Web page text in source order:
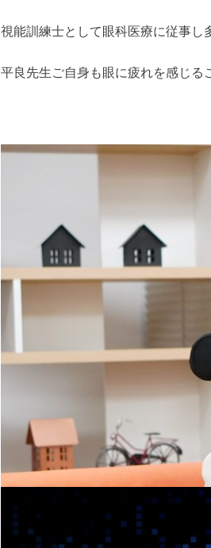
視能訓練士として眼科医療に従事し
平良先生ご自身も眼に疲れを感じる